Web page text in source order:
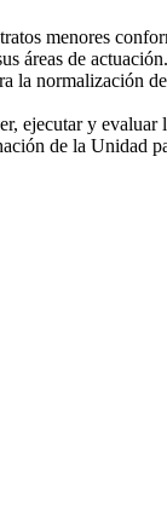
menores
áreas de actuación.
la normalización
ejecutar y evaluar
de la Unidad